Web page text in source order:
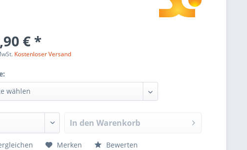
€ *
Kostenloser Versand
In den Warenkorb
Merken Bewerten